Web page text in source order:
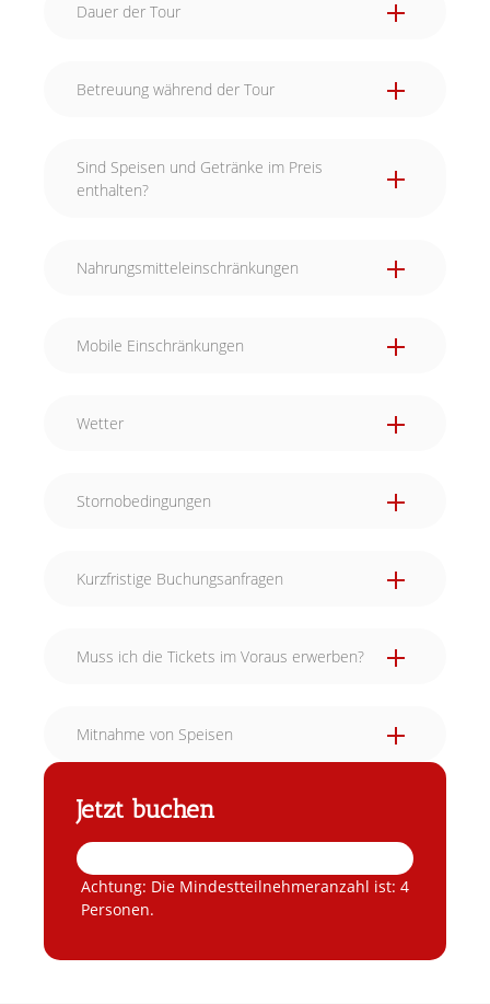
Dauer der Tour
Betreuung während der Tour
Stadt lassen wir euch natürlich nicht allein. Wir
sehen per GPS immer wo ihr euch gerade
Sind Speisen und Getränke im Preis
enthalten?
Nahrungsmitteleinschränkungen
Mobile Einschränkungen
Wetter
Stornobedingungen
Kurzfristige Buchungsanfragen
Muss ich die Tickets im Voraus erwerben?
Mitnahme von Speisen
Jetzt buchen
Achtung: Die Mindestteilnehmeranzahl ist: 4
Personen.